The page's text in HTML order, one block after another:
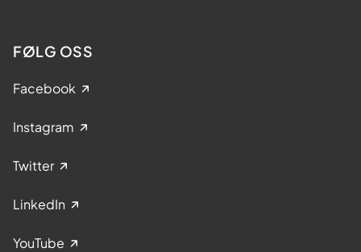
FØLG OSS
Facebook
Instagram
Twitter
LinkedIn
YouTube